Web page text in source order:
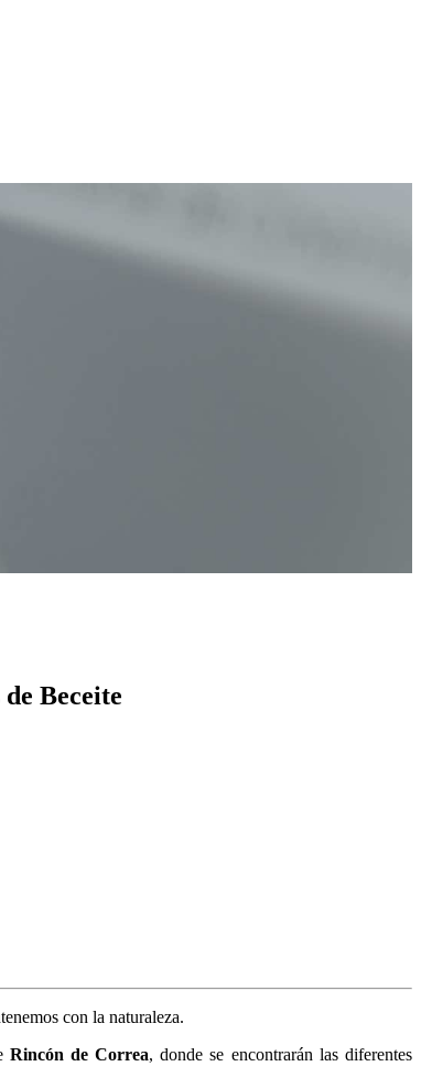
Beceite
con la naturaleza.
Rincón de Correa, donde se encontrarán las diferentes